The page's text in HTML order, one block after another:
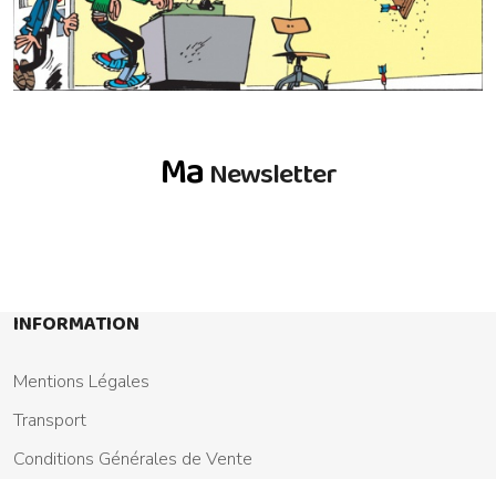
Ma Newsletter
INFORMATION
Mentions Légales
Transport
Conditions Générales de Vente